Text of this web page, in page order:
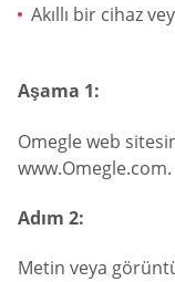
Akıllı bir cihaz
Aşama 1:
Omegle web
www.Omegle.com.
Adım 2:
Metin veya